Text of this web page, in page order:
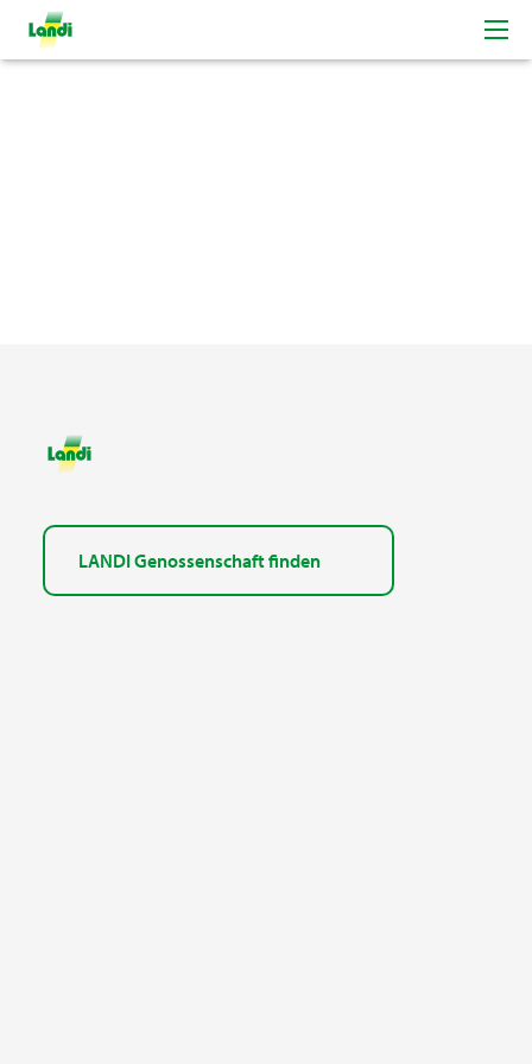
LANDI Genossenschaft finden